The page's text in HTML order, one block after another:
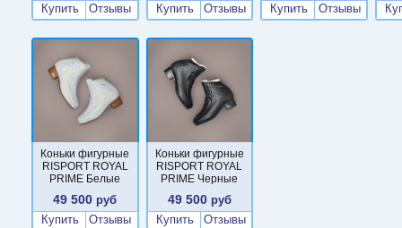
Купить
Отзывы
Купить
Отзывы
Купить
Отзывы
Коньки фигурные
RISPORT ROYAL
PRIME Белые
49 500 руб
Купить
Отзывы
Коньки фигурные
RISPORT ROYAL
PRIME Черные
49 500 руб
Купить
Отзывы